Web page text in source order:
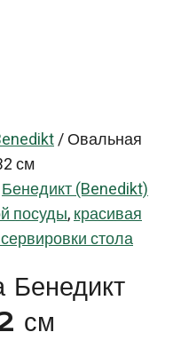
/Овальная
см
Бенедикт (Benedikt)
посуды,красивая
стола
Бенедикт
см